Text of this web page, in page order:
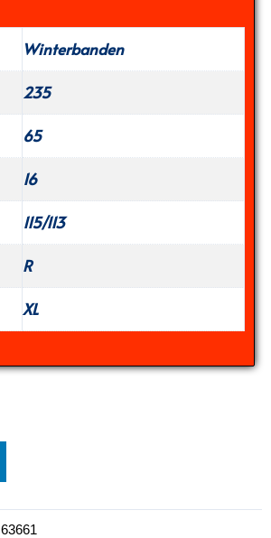
Winterbanden
235
65
16
115/113
R
XL
63661